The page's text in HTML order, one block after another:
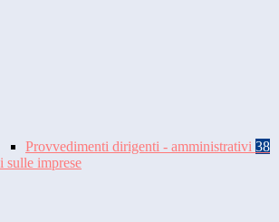
Provvedimenti dirigenti - amministrativi 38
sulle imprese